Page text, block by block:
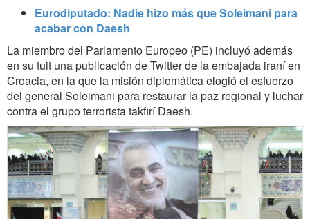
Eurodiputado: Nadie hizo más que Soleimani para
acabar con Daesh
La miembro del Parlamento Europeo (PE) incluyó además
en su tuit una publicación de Twitter de la embajada iraní en
Croacia, en la que la misión diplomática elogió el esfuerzo
del general Soleimani para restaurar la paz regional y luchar
contra el grupo terrorista takfirí Daesh.